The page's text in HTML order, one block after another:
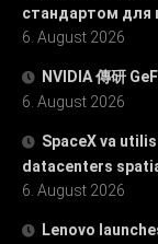
стандартом для
6. August 2026
NVIDIA 傳研
6. August 2026
SpaceX va
datacenters
6. August 2026
Lenovo